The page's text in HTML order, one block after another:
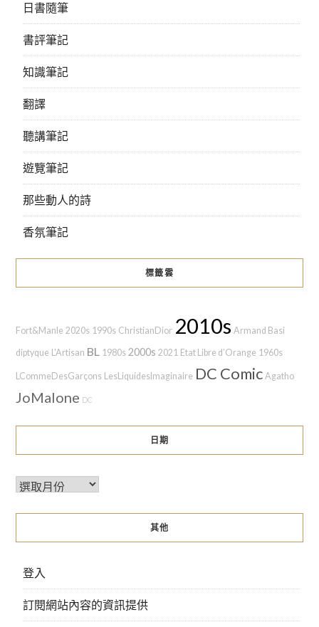
日書隨筆
書評筆記
知識筆記
翻譯
聽講筆記
遊覽筆記
那些動人的詩
香氛筆記
標籤雲
Fort&Manle 2020s 1990s ChristianDior 2010s Armand Basi
diptyque L'Artisan BL 1980s 2000s 2021 Etat Libre d’Orange 1960s
LCommeDesGarçons LesLiquidesImaginaire DC Comic Agatho
JoMalone DC
日期
其他
登入
訂閱網站內容的資訊提供